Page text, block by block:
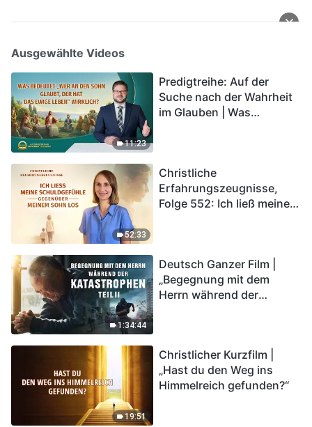
Ausgewählte Videos
11:23
Predigtreihe: Auf der
Suche nach der Wahrheit
im Glauben | Was
52:33
Christliche
Erfahrungszeugnisse,
Folge 552: Ich ließ meine
1:34:44
Deutsch Ganzer Film |
„Begegnung mit dem
Herrn während der
in das Königreich Gottes
eintreten?
19:51
Christlicher Kurzfilm |
„Hast du den Weg ins
Himmelreich gefunden?“